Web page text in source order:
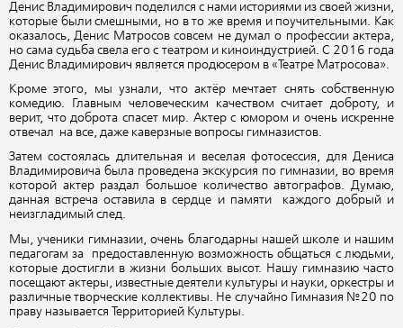
Денис Владимирович поделился с нами историями из своей жизни,
которые были смешными, но в то же время и поучительными. Как
оказалось, Денис Матросов совсем не думал о профессии актера,
но сама судьба свела его с театром и киноиндустрией. С 2016 года
Денис Владимирович является продюсером в «Театре Матросова».
Кроме этого, мы узнали, что актёр мечтает снять собственную
комедию. Главным человеческим качеством считает доброту, и
верит, что доброта спасет мир. Актер с юмором и очень искренне
отвечал на все, даже каверзные вопросы гимназистов.
Затем состоялась длительная и веселая фотосессия, для Дениса
Владимировича была проведена экскурсия по гимназии, во время
которой актер раздал большое количество автографов. Думаю,
данная встреча оставила в сердце и памяти каждого добрый и
неизгладимый след.
Мы, ученики гимназии, очень благодарны нашей школе и нашим
педагогам за предоставленную возможность общаться с людьми,
которые достигли в жизни больших высот. Нашу гимназию часто
посещают актеры, известные деятели культуры и науки, оркестры и
различные творческие коллективы. Не случайно Гимназия №20 по
праву называется Территорией Культуры.